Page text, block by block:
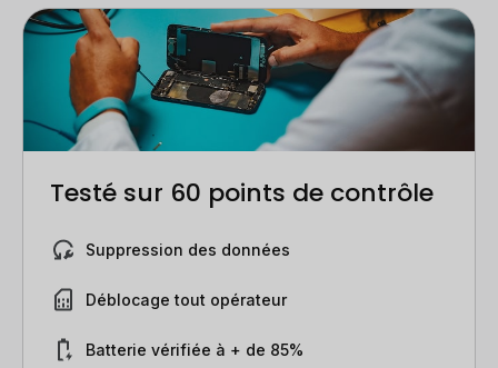
Dimensions (LxHxP)
285 x 185 x 5,7 mm
Déblocage
Tout opérateur
Marque
Samsung
Poids
572 g
Prise jack
Non
Réseau
Résolution de l'écran
1 752 x 2 800 pixels
Système d'exploitation
Android
Testé sur 60 points de contrôle
Suppression des données
Déblocage tout opérateur
Batterie vérifiée à + de 85%